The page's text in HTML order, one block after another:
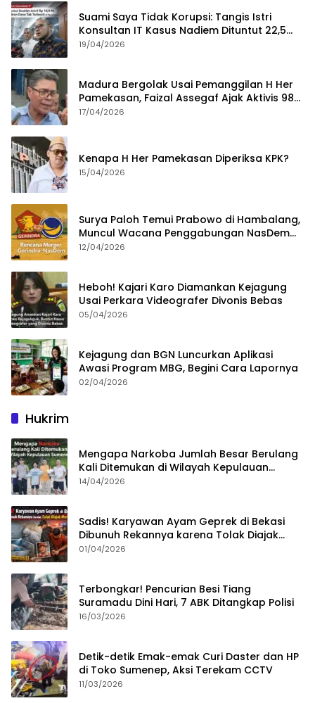
Suami Saya Tidak Korupsi: Tangis Istri
Konsultan IT Kasus Nadiem Dituntut 22,5
Tahun
19/04/2026
Madura Bergolak Usai Pemanggilan H Her
Pamekasan, Faizal Assegaf Ajak Aktivis 98
Bongkar Permainan KPK
17/04/2026
Kenapa H Her Pamekasan Diperiksa KPK?
15/04/2026
Surya Paloh Temui Prabowo di Hambalang,
Muncul Wacana Penggabungan NasDem
dan Gerindra
12/04/2026
Heboh! Kajari Karo Diamankan Kejagung
Usai Perkara Videografer Divonis Bebas
05/04/2026
Kejagung dan BGN Luncurkan Aplikasi
Awasi Program MBG, Begini Cara Lapornya
02/04/2026
Hukrim
Mengapa Narkoba Jumlah Besar Berulang
Kali Ditemukan di Wilayah Kepulauan
Sumenep?
14/04/2026
Sadis! Karyawan Ayam Geprek di Bekasi
Dibunuh Rekannya karena Tolak Diajak
Merampok Majikan
01/04/2026
Terbongkar! Pencurian Besi Tiang
Suramadu Dini Hari, 7 ABK Ditangkap Polisi
16/03/2026
Detik-detik Emak-emak Curi Daster dan HP
di Toko Sumenep, Aksi Terekam CCTV
11/03/2026